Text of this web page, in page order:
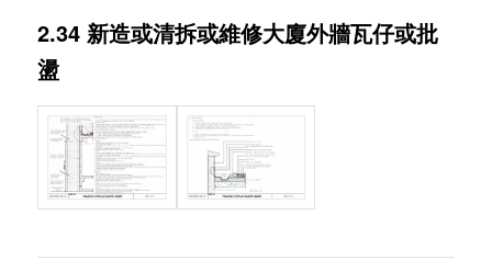
2.34 新造或清拆或維修大廈外牆瓦仔或批
盪